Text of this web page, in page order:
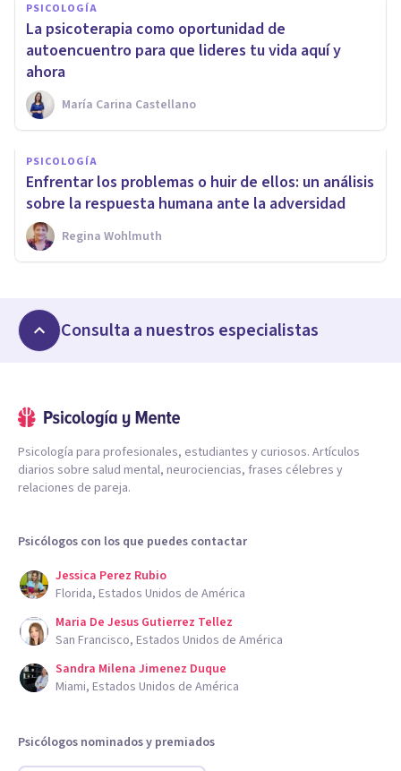
PSICOLOGÍA
La psicoterapia como oportunidad de
autoencuentro para que lideres tu vida aquí y
ahora
María Carina Castellano
PSICOLOGÍA
Enfrentar los problemas o huir de ellos: un análisis
sobre la respuesta humana ante la adversidad
Regina Wohlmuth
Consulta a nuestros especialistas
Psicología para profesionales, estudiantes y curiosos. Artículos
diarios sobre salud mental, neurociencias, frases célebres y
relaciones de pareja.
Psicólogos con los que puedes contactar
Jessica Perez Rubio
Florida, Estados Unidos de América
Maria De Jesus Gutierrez Tellez
San Francisco, Estados Unidos de América
Sandra Milena Jimenez Duque
Miami, Estados Unidos de América
Psicólogos nominados y premiados